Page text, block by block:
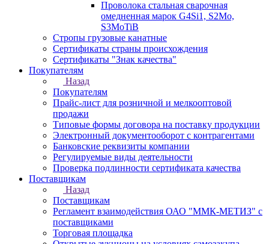
Проволока стальная сварочная
омедненная марок G4Si1, S2Mo,
S3MoTiB
Стропы грузовые канатные
Сертификаты страны происхождения
Сертификаты "Знак качества"
Покупателям
Назад
Покупателям
Прайс-лист для розничной и мелкооптовой
продажи
Типовые формы договора на поставку продукции
Электронный документооборот с контрагентами
Банковские реквизиты компании
Регулируемые виды деятельности
Проверка подлинности сертификата качества
Поставщикам
Назад
Поставщикам
Регламент взаимодействия ОАО "ММК-МЕТИЗ" с
поставщиками
Торговая площадка